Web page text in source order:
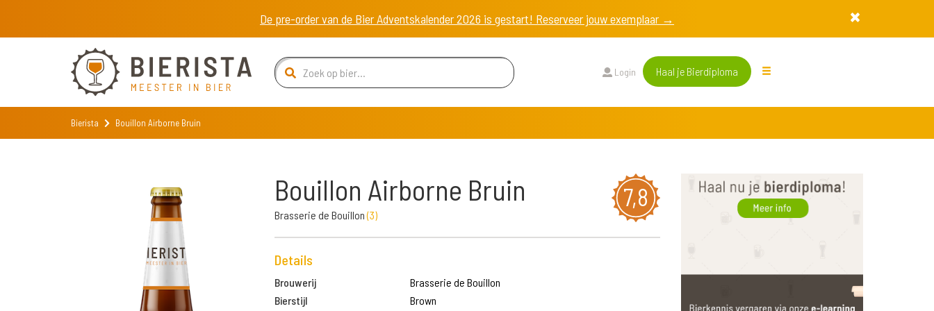
De pre-order van de Bier Adventskalender 2026 is gestart! Reserveer jouw exemplaar →
Login Haal je Bierdiploma
Bierista Bouillon Airborne Bruin
7,8
Bouillon Airborne Bruin
Brasserie de Bouillon(3)
Details
Brouwerij
Brasserie de Bouillon
Bierstijl
Brown